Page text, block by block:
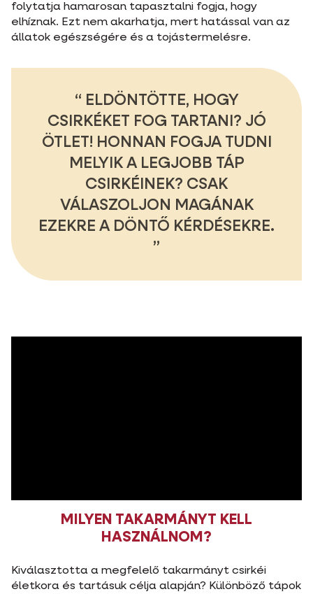
folytatja hamarosan tapasztalni fogja, hogy
elhíznak. Ezt nem akarhatja, mert hatással van az
állatok egészségére és a tojástermelésre.
ELDÖNTÖTTE, HOGY
CSIRKÉKET FOG TARTANI? JÓ
ÖTLET! HONNAN FOGJA TUDNI
MELYIK A LEGJOBB TÁP
CSIRKÉINEK? CSAK
VÁLASZOLJON MAGÁNAK
EZEKRE A DÖNTŐ KÉRDÉSEKRE.
MILYEN TAKARMÁNYT KELL
HASZNÁLNOM?
Kiválasztotta a megfelelő takarmányt csirkéi
életkora és tartásuk célja alapján? Különböző tápok